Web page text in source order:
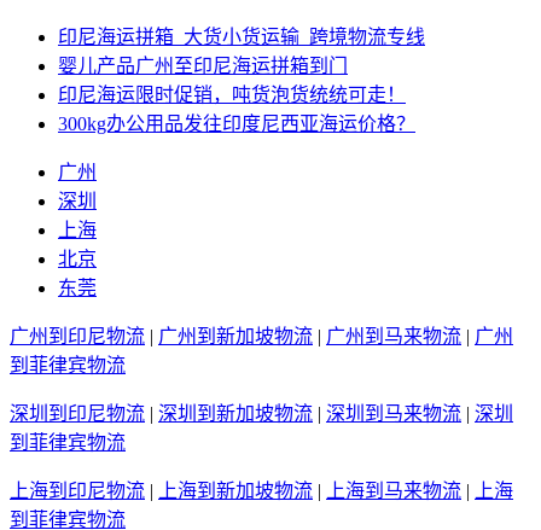
印尼海运拼箱_大货小货运输_跨境物流专线
婴儿产品广州至印尼海运拼箱到门
印尼海运限时促销，吨货泡货统统可走！
300kg办公用品发往印度尼西亚海运价格？
广州
深圳
上海
北京
东莞
广州到印尼物流 | 广州到新加坡物流 | 广州到马来物流 | 广州
到菲律宾物流
深圳到印尼物流 | 深圳到新加坡物流 | 深圳到马来物流 | 深圳
到菲律宾物流
上海到印尼物流 | 上海到新加坡物流 | 上海到马来物流 |
上海
到菲律宾物流